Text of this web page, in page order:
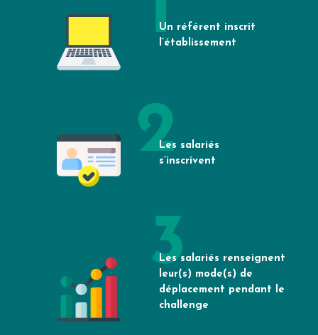
Un référent inscrit
l’établissement
Les salariés
s’inscrivent
Les salariés renseignent
leur(s) mode(s) de
déplacement pendant le
challenge